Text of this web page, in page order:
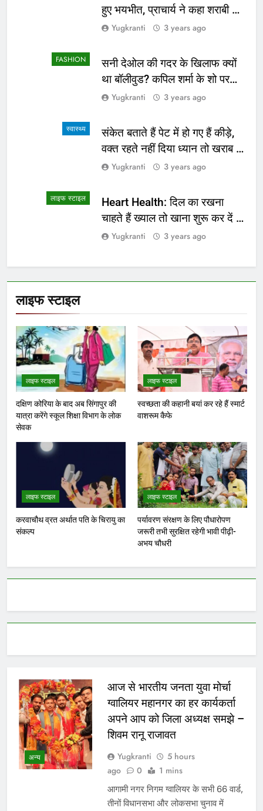
लाइफ स्टाइल
लाइफ स्टाइल
दक्षिण कोरिया के बाद अब सिंगापुर की
यात्रा करेंगे स्कूल शिक्षा विभाग के लोक
सेवक
लाइफ स्टाइल
स्वच्छता की कहानी बयां कर रहे हैं स्मार्ट
वाशरूम कैफे
लाइफ स्टाइल
करवाचौथ व्रत अर्थात पति के चिरायु का
संकल्प
लाइफ स्टाइल
पर्यावरण संरक्षण के लिए पौधारोपण
जरूरी तभी सुरक्षित रहेगी भावी पीढ़ी-
अभय चौधरी
हुए भयभीत, प्राचार्य ने कहा शराबी ने
उड़ाई अफवाह
Yugkranti 3 years ago
FASHION
सनी देओल की गदर के खिलाफ क्यों
था बॉलीवुड? कपिल शर्मा के शो पर
सामने आई सच्चाई
Yugkranti 3 years ago
स्वास्थ्य
संकेत बताते हैं पेट में हो गए हैं कीड़े,
वक्त रहते नहीं दिया ध्यान तो खराब हो
जाएगी हालत
Yugkranti 3 years ago
लाइफ स्टाइल
Heart Health: दिल का रखना
चाहते हैं ख्याल तो खाना शुरू कर दें ये
4 चीजें
Yugkranti 3 years ago
अन्य
आज से भारतीय जनता युवा मोर्चा
ग्वालियर महानगर का हर कार्यकर्ता
अपने आप को जिला अध्यक्ष समझे –
शिवम रानू राजावत
Yugkranti
5 hours
ago
0 1 mins
आगामी नगर निगम ग्वालियर के सभी 66 वार्ड,
तीनों विधानसभा और लोकसभा चुनाव में